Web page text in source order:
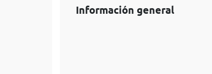
Información general